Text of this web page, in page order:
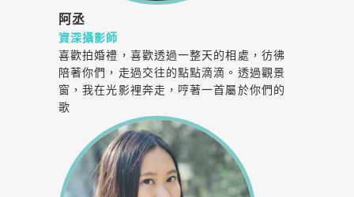
阿丞
資深攝影師
喜歡拍婚禮，喜歡透過一整天的相處，彷彿
陪著你們，走過交往的點點滴滴。透過觀景
窗，我在光影裡奔走，哼著一首屬於你們的
歌